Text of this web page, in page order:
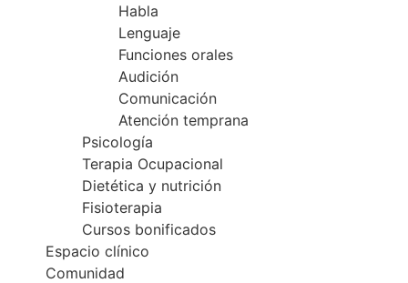
Habla
Lenguaje
Funciones orales
Audición
Comunicación
Atención temprana
Psicología
Terapia Ocupacional
Dietética y nutrición
Fisioterapia
Cursos bonificados
Espacio clínico
Comunidad